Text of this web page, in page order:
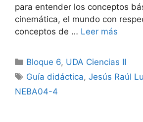
para entender los conceptos
cinemática, el mundo con
conceptos de … Leer más
Categorías
Bloque 6, UDA Ciencias II
Etiquetas
Guía didáctica,Jesús Raúl
NEBA04-4